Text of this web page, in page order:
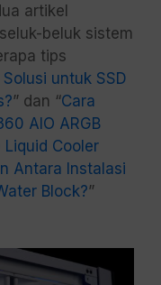
artikel
beluk sistem
tips
untuk SSD
” dan “Cara
AIO ARGB
Liquid Cooler
Antara Instalasi
Block?”